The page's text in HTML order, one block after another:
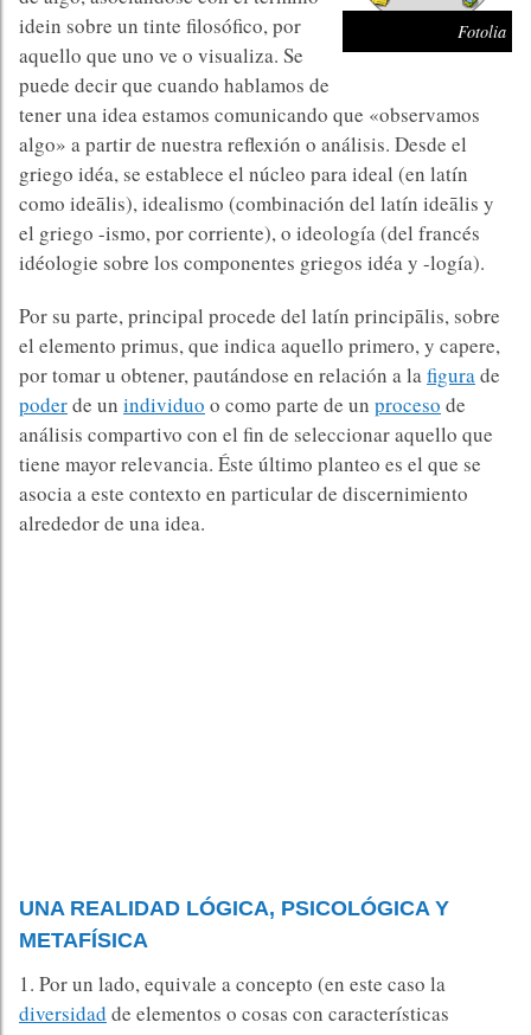
Fotolia
idein sobre un tinte filosófico, por
aquello que uno ve o visualiza. Se
puede decir que cuando hablamos de
tener una idea estamos comunicando que «observamos
algo» a partir de nuestra reflexión o análisis. Desde el
griego idéa, se establece el núcleo para ideal (en latín
como ideālis), idealismo (combinación del latín ideālis y
el griego -ismo, por corriente), o ideología (del francés
idéologie sobre los componentes griegos idéa y -logía).
Por su parte, principal procede del latín principālis, sobre
el elemento primus, que indica aquello primero, y capere,
por tomar u obtener, pautándose en relación a lafigurade
poderde un individuo o como parte de un proceso de
análisis compartivo con el fin de seleccionar aquello que
tiene mayor relevancia. Éste último planteo es el que se
asocia a este contexto en particular de discernimiento
alrededor de una idea.
UNA REALIDAD LÓGICA, PSICOLÓGICA Y
METAFÍSICA
1. Por un lado, equivale a concepto (en este caso la
diversidad de elementos o cosas con características